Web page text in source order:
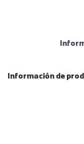
Información de